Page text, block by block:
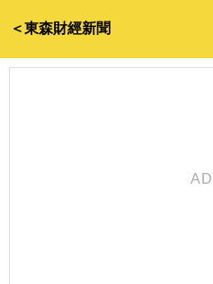
＜東森財經新聞